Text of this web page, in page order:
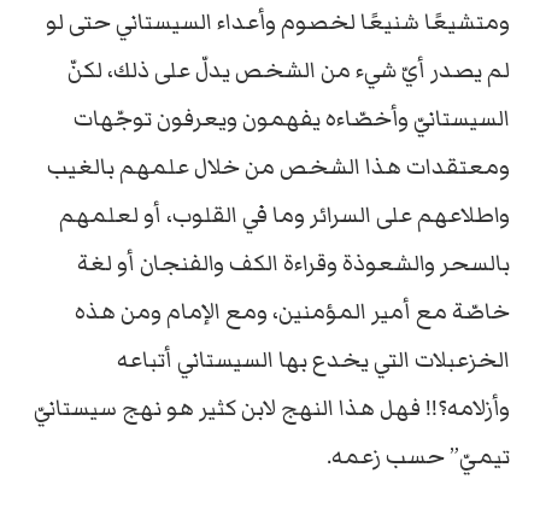
ومتشيعًا شنيعًا لخصوم وأعداء السيستاني حتى لو
لم يصدر أيّ شيء من الشخص يدلّ على ذلك، لكنّ
السيستانيّ وأخصّاءه يفهمون ويعرفون توجّهات
ومعتقدات هذا الشخص من خلال علمهم بالغيب
واطلاعهم على السرائر وما في القلوب، أو لعلمهم
بالسحر والشعوذة وقراءة الكف والفنجان أو لغة
خاصّة مع أمير المؤمنين، ومع الإمام ومن هذه
الخزعبلات التي يخدع بها السيستاني أتباعه
وأزلامه؟!! فهل هذا النهج لابن كثير هو نهج سيستانيّ
تيميّ” حسب زعمه.